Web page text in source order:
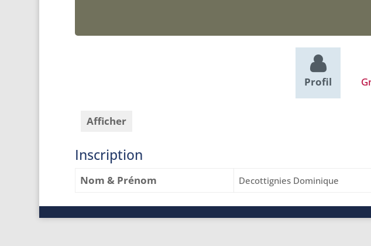
Profil
Afficher
Inscription
Nom & Prénom Decottignies Dominique